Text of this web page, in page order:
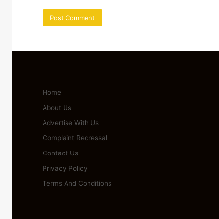
Home
About Us
Advertise With Us
Complaint Redressal
Contact Us
Privacy Policy
Terms And Conditions